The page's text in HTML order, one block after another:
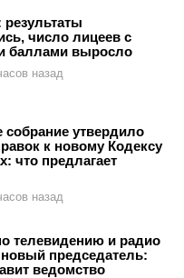
результаты
число лицеев с
баллами выросло
назад
собрание утвердило
к новому Кодексу
что предлагает
назад
телевидению и радио
новый председатель:
ведомство